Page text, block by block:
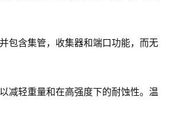
包含集管，收集器和端口功能，而无
减轻重量和在高强度下的耐蚀性。温